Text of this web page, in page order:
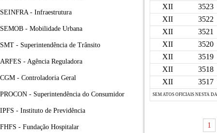
SEINFRA - Infraestrutura
SEMOB - Mobilidade Urbana
SMT - Superintendência de Trânsito
ARFES - Agência Reguladora
CGM - Controladoria Geral
PROCON - Superintendência do Consumidor
IPFS - Instituto de Previdência
FHFS - Fundação Hospitalar
XII
3523
XII
3522
XII
3521
XII
3520
XII
3519
XII
3518
XII
3517
SEM ATOS OFICIAIS NESTA
1